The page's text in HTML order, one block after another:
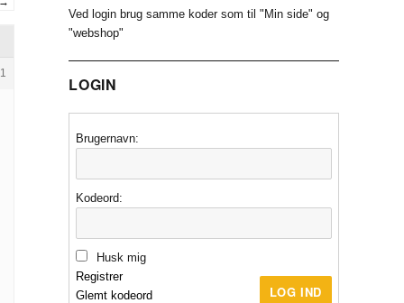
Ved login brug samme koder som til "Min side" og
"webshop"
LOGIN
Brugernavn:
Kodeord:
Husk mig
LOG IND
Registrer
Glemt kodeord